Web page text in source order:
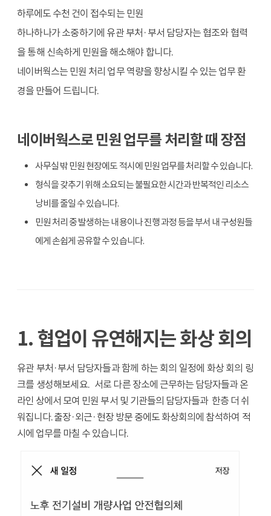
하루에도 수천 건이 접수되는 민원
하나하나가 소중하기에 유관 부처 ·부서 담당자는협조와 협력
을 통해 신속하게 민원을 해소해야 합니다.
네이버웍스는 민원 처리 업무 역량을 향상시킬 수 있는 업무 환
경을 만들어 드립니다.
네이버웍스로 민원 업무를 처리할 때 장점
사무실 밖 민원 현장에도 적시에 민원 업무를 처리할 수 있습니다.
형식을 갖추기 위해 소요되는 불필요한 시간과 반복적인 리소스
낭비를 줄일 수 있습니다.
민원 처리 중 발생하는 내용이나 진행 과정 등을 부서 내 구성원들
에게 손쉽게 공유할 수 있습니다.
1. 협업이 유연해지는 화상 회의
유관 부처 ·부서 담당자들과 함께 하는 회의 일정에 화상 회의 링
크를 생성해보세요. 서로 다른 장소에 근무하는 담당자들과 온
라인 상에서 모여 민원 부서 및 기관들의 담당자들과 한층 더 쉬
워집니다.출장·외근· 현장 방문 중에도 화상회의에 참석하여 적
시에 업무를 마칠 수 있습니다.